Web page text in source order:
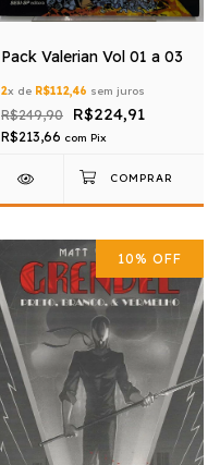
Pack Valerian Vol 01 a 03
2x de R$112,46 sem juros
R$249,90 R$224,91
R$213,66 com Pix
10% OFF